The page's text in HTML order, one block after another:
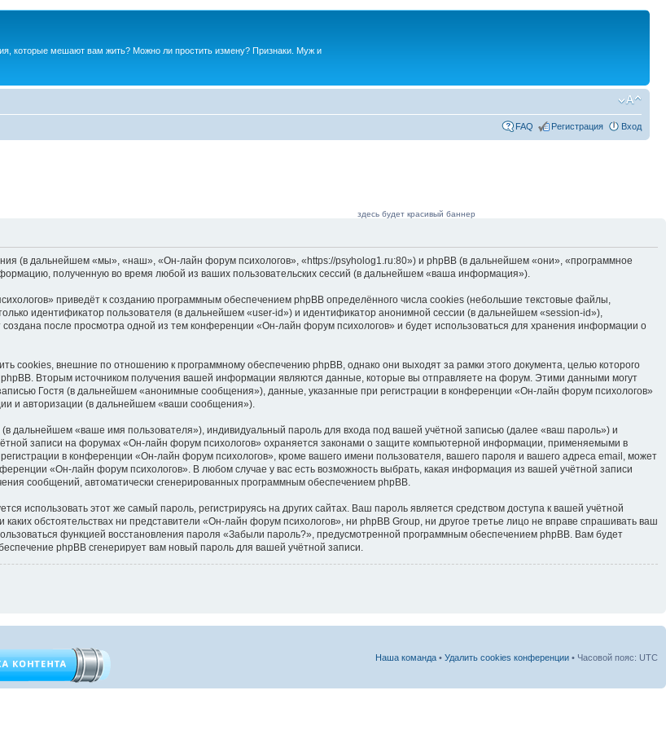
которые мешают вам жить? Можно ли простить измену? Признаки. Муж и
FAQ Регистрация Вход
здесь будет красивый баннер
(в дальнейшем «мы», «наш», «Он-лайн форум психологов», «https://psyholog1.ru:80») и phpBB (в дальнейшем «они», «программное
полученную во время любой из ваших пользовательских сессий (в дальнейшем «ваша информация»).
приведёт к созданию программным обеспечением phpBB определённого числа cookies (небольшие текстовые файлы,
идентификатор пользователя (в дальнейшем «user-id») и идентификатор анонимной сессии (в дальнейшем «session-id»),
после просмотра одной из тем конференции «Он-лайн форум психологов» и будет использоваться для хранения информации о
cookies, внешние по отношению к программному обеспечению phpBB, однако они выходят за рамки этого документа, целью которого
Вторым источником получения вашей информации являются данные, которые вы отправляете на форум. Этими данными могут
Гостя (в дальнейшем «анонимные сообщения»), данные, указанные при регистрации в конференции «Он-лайн форум психологов»
и авторизации (в дальнейшем «ваши сообщения»).
дальнейшем «ваше имя пользователя»), индивидуальный пароль для входа под вашей учётной записью (далее «ваш пароль») и
записи на форумах «Он-лайн форум психологов» охраняется законами о защите компьютерной информации, применяемыми в
в конференции «Он-лайн форум психологов», кроме вашего имени пользователя, вашего пароля и вашего адреса email, может
«Он-лайн форум психологов». В любом случае у вас есть возможность выбрать, какая информация из вашей учётной записи
сообщений, автоматически сгенерированных программным обеспечением phpBB.
этот же самый пароль, регистрируясь на других сайтах. Ваш пароль является средством доступа к вашей учётной
обстоятельствах ни представители «Он-лайн форум психологов», ни phpBB Group, ни другое третье лицо не вправе спрашивать ваш
функцией восстановления пароля «Забыли пароль?», предусмотренной программным обеспечением phpBB. Вам будет
phpBB сгенерирует вам новый пароль для вашей учётной записи.
Наша команда • Удалить cookies конференции • Часовой пояс: UTC